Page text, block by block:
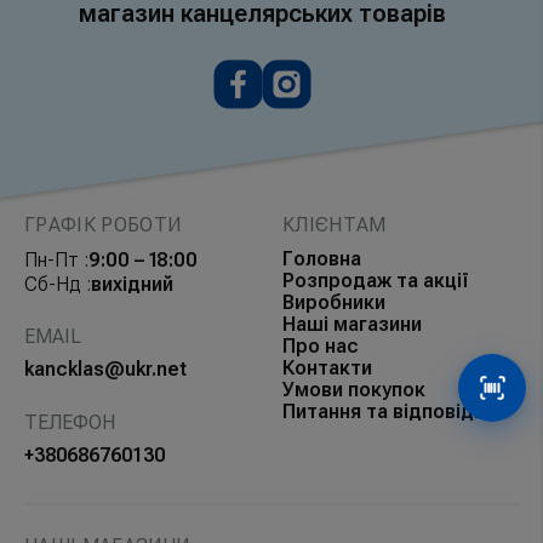
магазин канцелярських товарів
ГРАФІК РОБОТИ
Пн-Пт :9:00 – 18:00
Сб-Нд :вихідний
EMAIL
kancklas@ukr.net
ТЕЛЕФОН
+380686760130
КЛІЄНТАМ
Головна
Розпродаж та акції
Виробники
Наші магазини
Про нас
Контакти
Умови покупок
Питання та відповіді